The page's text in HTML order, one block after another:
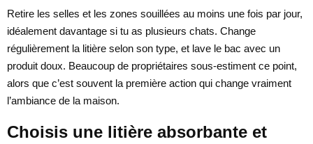
Retire les selles et les zones souillées au moins une fois par jour,
idéalement davantage si tu as plusieurs chats. Change
régulièrement la litière selon son type, et lave le bac avec un
produit doux. Beaucoup de propriétaires sous-estiment ce point,
alors que c’est souvent la première action qui change vraiment
l’ambiance de la maison.
Choisis une litière absorbante et